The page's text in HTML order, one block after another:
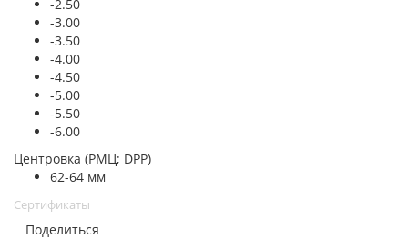
-2.50
-3.00
-3.50
-4.00
-4.50
-5.00
-5.50
-6.00
Центровка (РМЦ; DPP)
62-64 мм
Сертификаты
Поделиться